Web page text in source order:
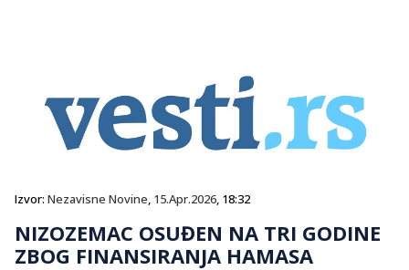
Izvor: Nezavisne Novine, 15.Apr.2026, 18:32
NIZOZEMAC OSUĐEN NA TRI GODINE
ZBOG FINANSIRANJA HAMASA